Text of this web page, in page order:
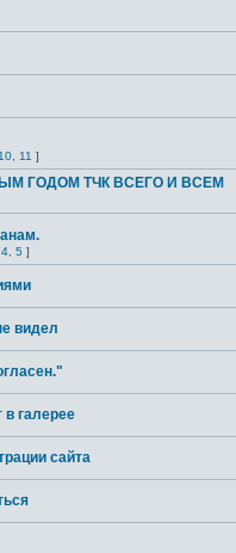
10 11 ]
ГОДОМ ТЧК ВСЕГО И ВСЕМ
4 5 ]
видел
галерее
сайта